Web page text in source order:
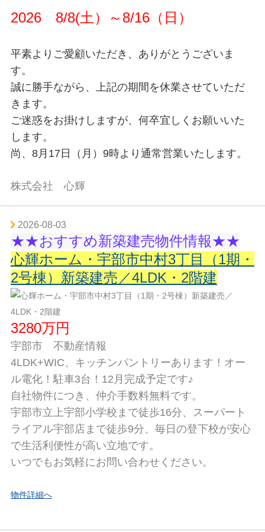
2026 8/8(土）～8/16（日）
平素よりご愛顧いただき、ありがとうございま
す。
誠に勝手ながら、上記の期間を休業させていただ
きます。
ご迷惑をお掛けしますが、何卒宜しくお願いいた
します。
尚、8月17日（月）9時より通常営業いたします。
株式会社 心輝
2026-08-03
★★おすすめ新築建売物件情報★★
心輝ホーム・宇部市中村3丁目（1期・
2号棟）新築建売／4LDK・2階建
3280万円
宇部市 不動産情報
4LDK+WIC、キッチンパントリーあります！オー
ル電化！駐車3台！12月完成予定です♪
自社物件につき、仲介手数料無料です。
宇部市立上宇部小学校まで徒歩16分、スーパート
ライアル宇部店まで徒歩9分、毎日の登下校が安心
で生活利便性が高い立地です。
いつでもお気軽にお問い合わせください。
物件詳細へ